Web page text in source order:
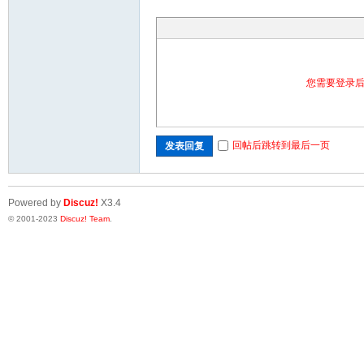
您需要登录
发表回复 回帖后跳转到最后一页
Powered by Discuz! X3.4
© 2001-2023 Discuz! Team.